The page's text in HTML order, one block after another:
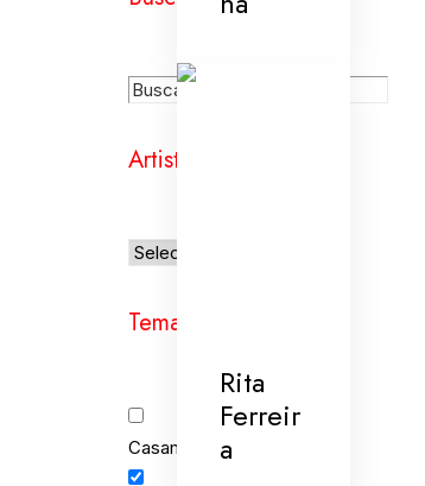
Artistas
Temas
Casamento
Rita
Ferreir
a